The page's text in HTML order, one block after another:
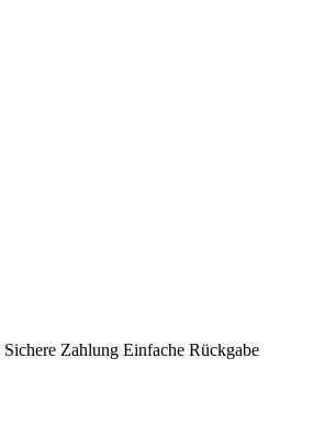
Sichere Zahlung Einfache Rückgabe